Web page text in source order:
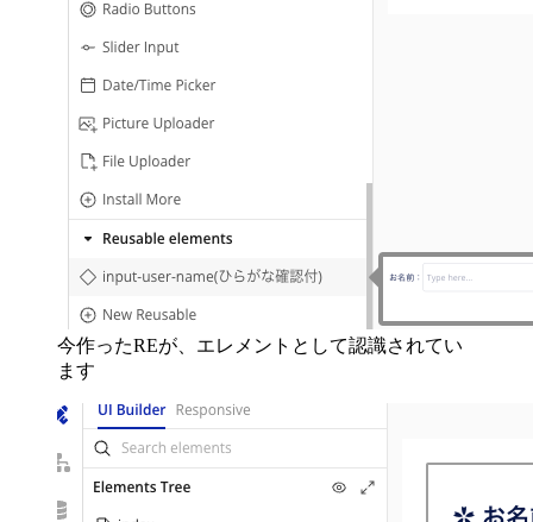
今作ったREが、エレメントとして認識されてい
ます